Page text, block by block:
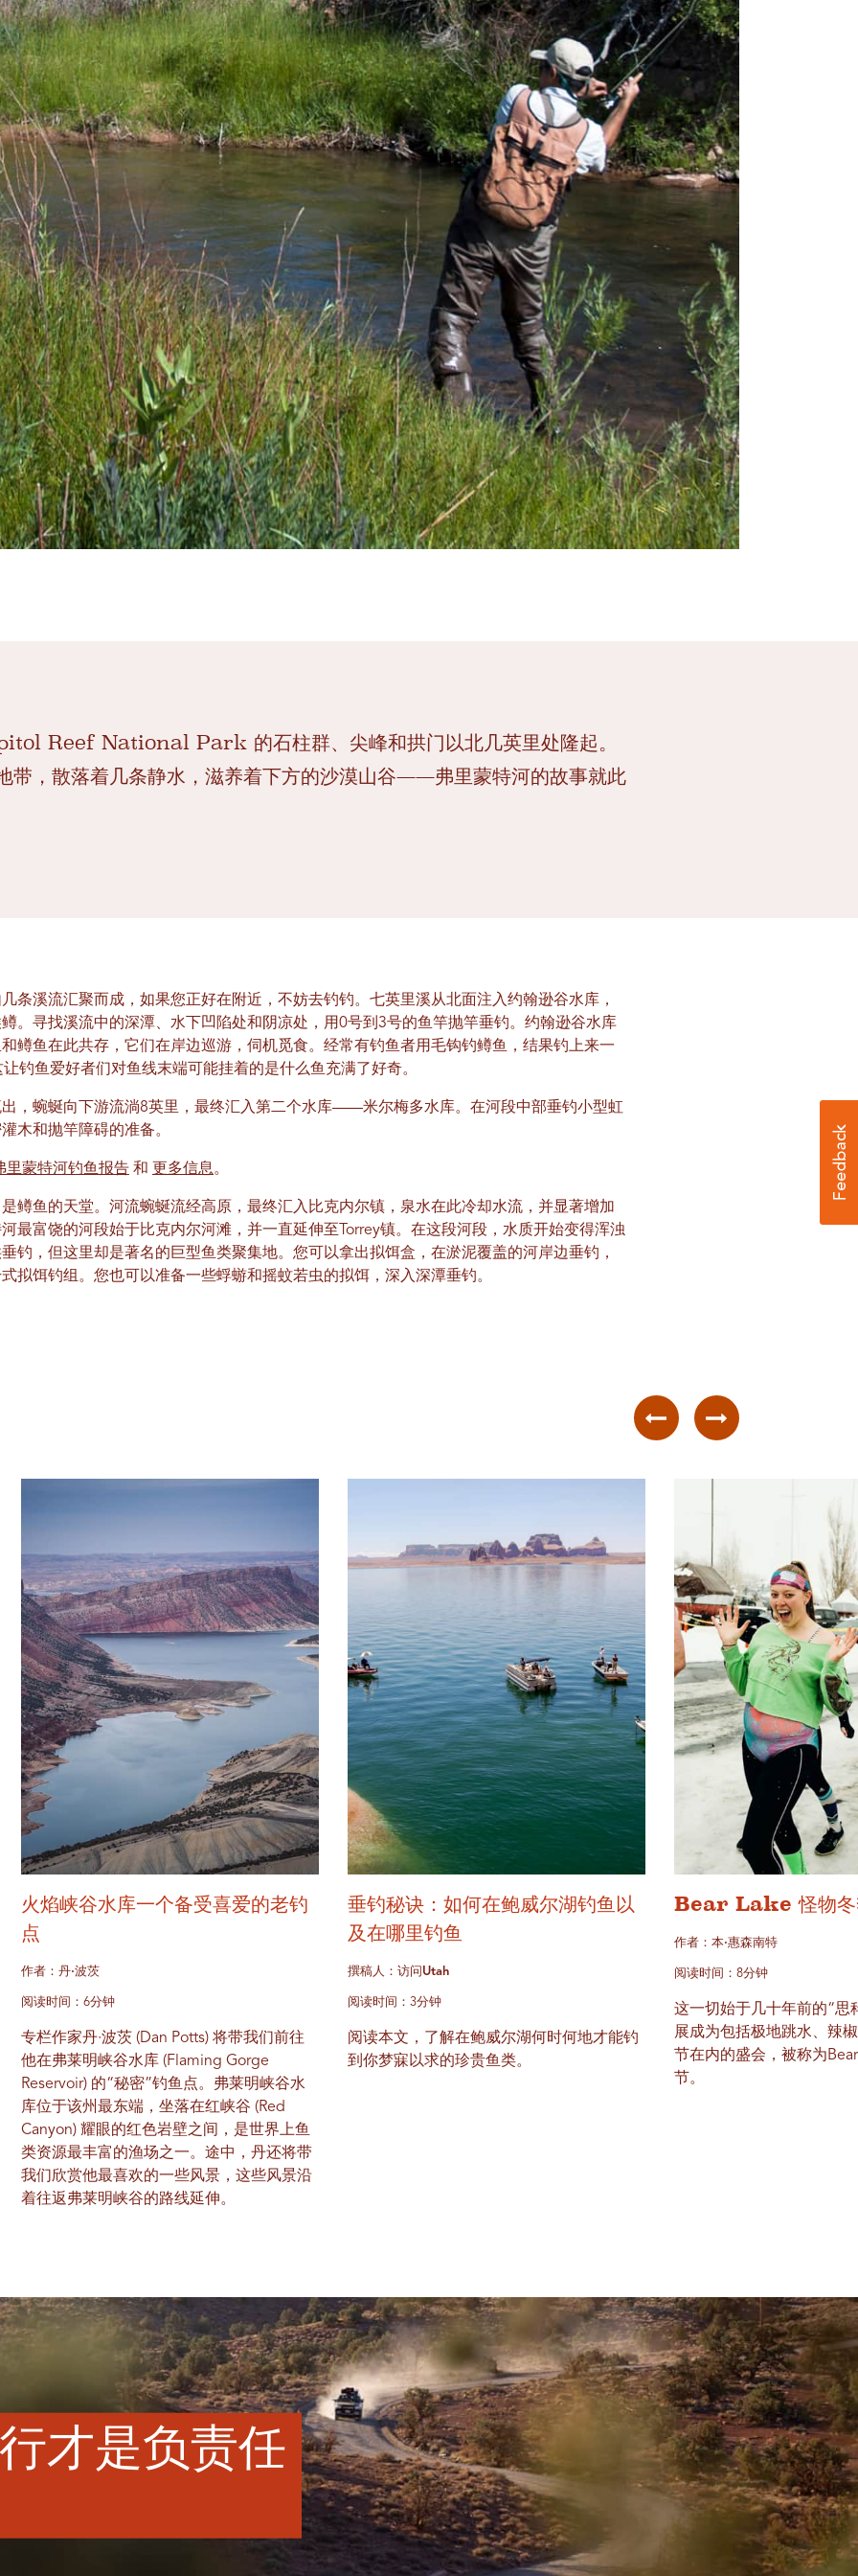
Reef National Park 的石柱群、尖峰和拱门以北几英里处隆起。
带，散落着几条静水，滋养着下方的沙漠山谷——弗里蒙特河的故事就此
条溪流汇聚而成，如果您正好在附近，不妨去钓钓。七英里溪从北面注入约翰逊谷水库，
。寻找溪流中的深潭、水下凹陷处和阴凉处，用0号到3号的鱼竿抛竿垂钓。约翰逊谷水库
鳟鱼在此共存，它们在岸边巡游，伺机觅食。经常有钓鱼者用毛钩钓鳟鱼，结果钓上来一
钓鱼爱好者们对鱼线末端可能挂着的是什么鱼充满了好奇。
，蜿蜒向下游流淌8英里，最终汇入第二个水库——米尔梅多水库。在河段中部垂钓小型虹
木和抛竿障碍的准备。
里蒙特河钓鱼报告和 更多信息。
鳟鱼的天堂。河流蜿蜒流经高原，最终汇入比克内尔镇，泉水在此冷却水流，并显著增加
最富饶的河段始于比克内尔河滩，并一直延伸至Torrey镇。在这段河段，水质开始变得浑浊
钓，但这里却是著名的巨型鱼类聚集地。您可以拿出拟饵盒，在淤泥覆盖的河岸边垂钓，
拟饵钓组。您也可以准备一些蜉蝣和摇蚊若虫的拟饵，深入深潭垂钓。
火焰峡谷水库一个备受喜爱的老钓
点
作者：丹·波茨
阅读时间：6分钟
专栏作家丹·波茨 (Dan Potts) 将带我们前往
他在弗莱明峡谷水库 (Flaming Gorge
Reservoir) 的“秘密”钓鱼点。弗莱明峡谷水
库位于该州最东端，坐落在红峡谷 (Red
Canyon) 耀眼的红色岩壁之间，是世界上鱼
类资源最丰富的渔场之一。途中，丹还将带
我们欣赏他最喜欢的一些风景，这些风景沿
着往返弗莱明峡谷的路线延伸。
垂钓秘诀：如何在鲍威尔湖钓鱼以
及在哪里钓鱼
撰稿人：访问Utah
阅读时间：3分钟
阅读本文，了解在鲍威尔湖何时何地才能钓
到你梦寐以求的珍贵鱼类。
Bear Lake 怪物冬
作者：本·惠森南特
阅读时间：8分钟
这一切始于几十年前的“思
展成为包括极地跳水、辣
节在内的盛会，被称为
节。
才是负责任